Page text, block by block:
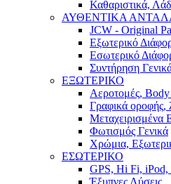
Καθαριστικά,
ΑΥΘΕΝΤΙΚΑ
JCW - Original
Εξωτερικό
Εσωτερικό
Συντήρηση
ΕΞΩΤΕΡΙΚΟ
Αεροτομές,
Γραφικά οροφής,
Μεταχειρισμένα
Φωτισμός Γενικά
Χρώμια,
ΕΣΩΤΕΡΙΚΟ
GPS, Hi Fi, iPod,
Έξυπνες Λύσεις